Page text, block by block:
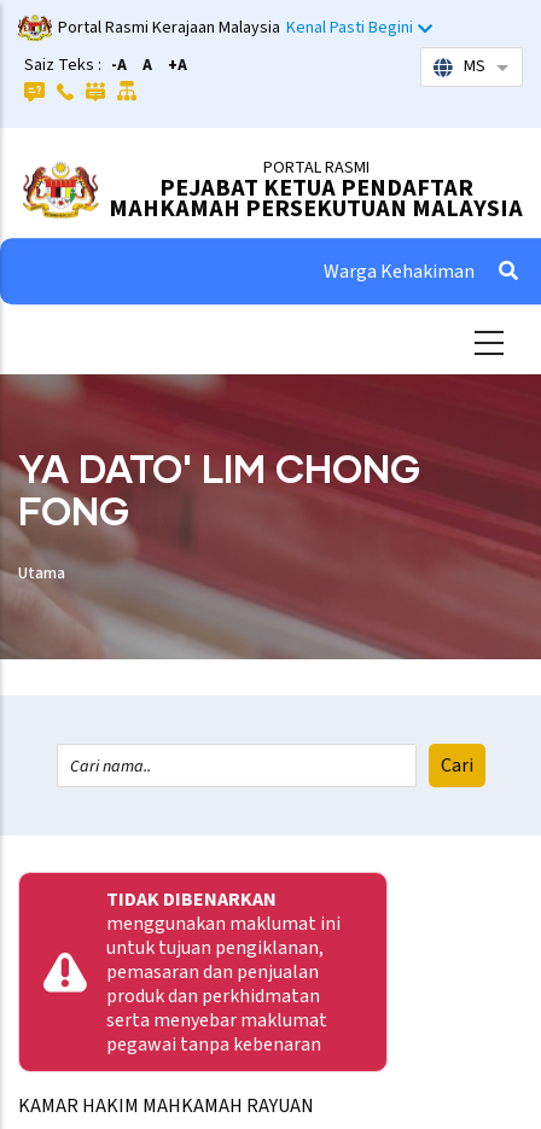
Skip
to
main
content
Portal Rasmi Kerajaan Malaysia Kenal Pasti Begini
Saiz Teks : -A A +A MS List
PORTAL RASMI
PEJABAT KETUA PENDAFTAR
MAHKAMAH PERSEKUTUAN MALAYSIA
Warga Kehakiman
YA DATO' LIM CHONG
FONG
Utama
TIDAK DIBENARKAN
menggunakan maklumat ini
untuk tujuan pengiklanan,
pemasaran dan penjualan
produk dan perkhidmatan
serta menyebar maklumat
pegawai tanpa kebenaran
KAMAR HAKIM MAHKAMAH RAYUAN